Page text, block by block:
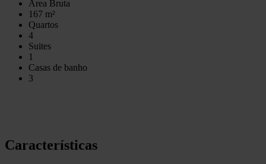
Área Bruta
167 m²
Quartos
4
Suites
1
Casas de banho
3
Características